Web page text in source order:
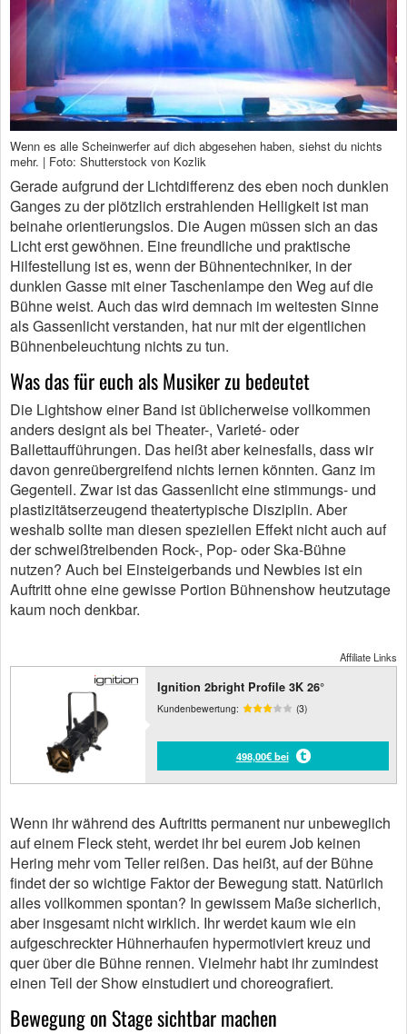
Wenn es alle Scheinwerfer auf dich abgesehen haben, siehst du nichts
mehr. | Foto: Shutterstock von Kozlik
Gerade aufgrund der Lichtdifferenz des eben noch dunklen
Ganges zu der plötzlich erstrahlenden Helligkeit ist man
beinahe orientierungslos. Die Augen müssen sich an das
Licht erst gewöhnen. Eine freundliche und praktische
Hilfestellung ist es, wenn der Bühnentechniker, in der
dunklen Gasse mit einer Taschenlampe den Weg auf die
Bühne weist. Auch das wird demnach im weitesten Sinne
als Gassenlicht verstanden, hat nur mit der eigentlichen
Bühnenbeleuchtung nichts zu tun.
Was das für euch als Musiker zu bedeutet
Die Lightshow einer Band ist üblicherweise vollkommen
anders designt als bei Theater-, Varieté- oder
Ballettaufführungen. Das heißt aber keinesfalls, dass wir
davon genreübergreifend nichts lernen könnten. Ganz im
Gegenteil. Zwar ist das Gassenlicht eine stimmungs- und
plastizitätserzeugend theatertypische Disziplin. Aber
weshalb sollte man diesen speziellen Effekt nicht auch auf
der schweißtreibenden Rock-, Pop- oder Ska-Bühne
nutzen? Auch bei Einsteigerbands und Newbies ist ein
Auftritt ohne eine gewisse Portion Bühnenshow heutzutage
kaum noch denkbar.
Affiliate Links
Ignition 2bright Profile 3K 26°
Kundenbewertung: (3)
498,00€ bei
Wenn ihr während des Auftritts permanent nur unbeweglich
auf einem Fleck steht, werdet ihr bei eurem Job keinen
Hering mehr vom Teller reißen. Das heißt, auf der Bühne
findet der so wichtige Faktor der Bewegung statt. Natürlich
alles vollkommen spontan? In gewissem Maße sicherlich,
aber insgesamt nicht wirklich. Ihr werdet kaum wie ein
aufgeschreckter Hühnerhaufen hypermotiviert kreuz und
quer über die Bühne rennen. Vielmehr habt ihr zumindest
einen Teil der Show einstudiert und choreografiert.
Bewegung on Stage sichtbar machen